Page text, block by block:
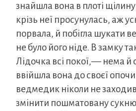
знайшла вона в плоті
крізь неї просунулась, аж
порвала, й побігла шукати
не було його ніде. В замку
Лідочка всі покої,— нема й
ввійшла вона до своєї
ведмедик ніколи не
змінити пошматовану сукню